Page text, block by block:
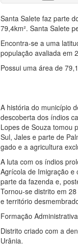
Santa Salete faz parte
79,4km². Santa Salete
Encontra-se a uma
população avaliada em
Possui uma área de
A história do município
descoberta dos índios
Lopes de Souza tomou
Sul, Jales e parte de
gado e a agricultura
A luta com os índios
Agrícola de Imigração
parte da fazenda e,
Tornou-se distrito em
e território
Formação Administrativa
Distrito criado com a
Urânia.